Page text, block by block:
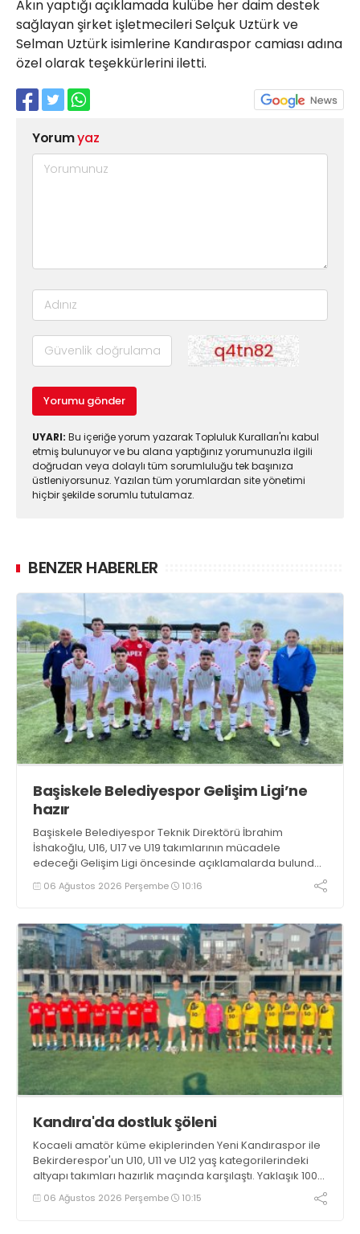
Akın yaptığı açıklamada kulübe her daim destek
sağlayan şirket işletmecileri Selçuk Uztürk ve
Selman Uztürk isimlerine Kandıraspor camiası adına
özel olarak teşekkürlerini iletti.
Yorumyaz
Yorumu gönder
UYARI: Bu içeriğe yorum yazarak Topluluk Kuralları'nı kabul
etmiş bulunuyor ve bu alana yaptığınız yorumunuzla ilgili
doğrudan veya dolaylı tüm sorumluluğu tek başınıza
üstleniyorsunuz. Yazılan tüm yorumlardan site yönetimi
hiçbir şekilde sorumlu tutulamaz.
BENZER HABERLER
Başiskele Belediyespor Gelişim Ligi’ne
hazır
Başiskele Belediyespor Teknik Direktörü İbrahim
İshakoğlu, U16, U17 ve U19 takımlarının mücadele
edeceği Gelişim Ligi öncesinde açıklamalarda bulundu.
Genç oyuncuların gelişimine dikkat çeken İshakoğlu,
hedeflerinin sadece sonuç almak değil, Türk futboluna
06 Ağustos 2026 Perşembe 10:16
Kandıra'da dostluk şöleni
Kocaeli amatör küme ekiplerinden Yeni Kandıraspor ile
Bekirderespor'un U10, U11 ve U12 yaş kategorilerindeki
altyapı takımları hazırlık maçında karşılaştı. Yaklaşık 100
genç futbolcunun ter döktüğü maçların ardından
sporculara Kandıra'nın yöresel lezzeti mancarlı pide ve
06 Ağustos 2026 Perşembe 10:15